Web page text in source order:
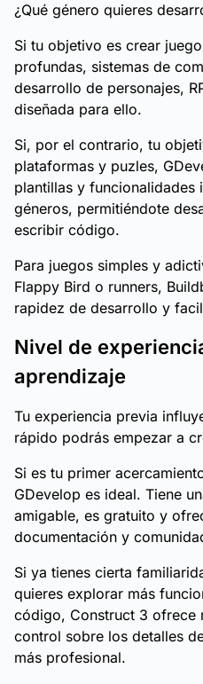
¿Qué género quieres
Si tu objetivo es crear
profundas, sistemas de
desarrollo de personajes,
diseñada para ello.
Si, por el contrario, tu
plataformas y puzles,
plantillas y funcionalidades
géneros, permitiéndote
escribir código.
Para juegos simples y
Flappy Bird o runners,
rapidez de desarrollo y
Nivel de
aprendizaje
Tu experiencia previa
rápido podrás empezar a
Si es tu primer
GDevelop es ideal. Tiene
amigable, es gratuito y
documentación y
Si ya tienes cierta
quieres explorar más
código, Construct 3 ofrece
control sobre los detalles
más profesional.